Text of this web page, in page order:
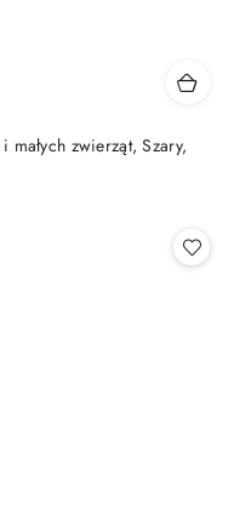
zwierząt, Szary,